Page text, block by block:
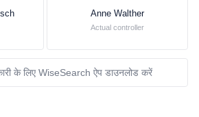
Anne Walther
Actual controller
के लिए WiseSearch ऐप डाउनलोड करें